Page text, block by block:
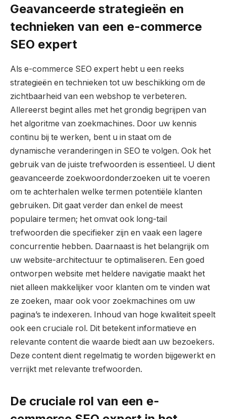
Geavanceerde strategieën en
technieken van een e-commerce
SEO expert
Als e-commerce SEO expert hebt u een reeks
strategieën en technieken tot uw beschikking om de
zichtbaarheid van een webshop te verbeteren.
Allereerst begint alles met het grondig begrijpen van
het algoritme van zoekmachines. Door uw kennis
continu bij te werken, bent u in staat om de
dynamische veranderingen in SEO te volgen. Ook het
gebruik van de juiste trefwoorden is essentieel. U dient
geavanceerde zoekwoordonderzoeken uit te voeren
om te achterhalen welke termen potentiële klanten
gebruiken. Dit gaat verder dan enkel de meest
populaire termen; het omvat ook long-tail
trefwoorden die specifieker zijn en vaak een lagere
concurrentie hebben. Daarnaast is het belangrijk om
uw website-architectuur te optimaliseren. Een goed
ontworpen website met heldere navigatie maakt het
niet alleen makkelijker voor klanten om te vinden wat
ze zoeken, maar ook voor zoekmachines om uw
pagina’s te indexeren. Inhoud van hoge kwaliteit speelt
ook een cruciale rol. Dit betekent informatieve en
relevante content die waarde biedt aan uw bezoekers.
Deze content dient regelmatig te worden bijgewerkt en
verrijkt met relevante trefwoorden.
De cruciale rol van een e-